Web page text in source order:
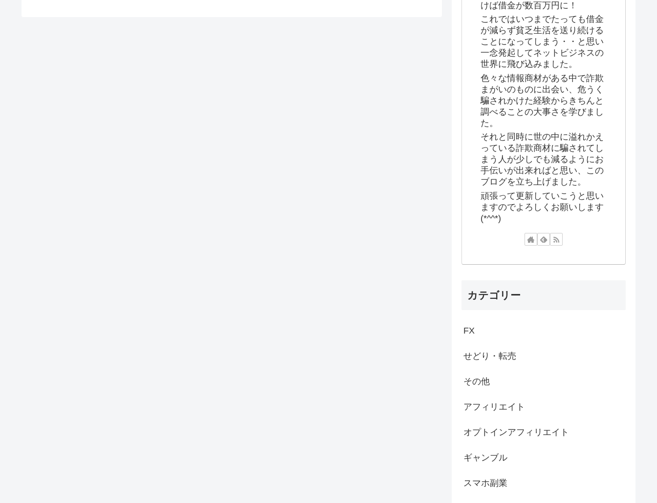
けば借金が数百万円に！
これではいつまでたっても借金
が減らず貧乏生活を送り続ける
ことになってしまう・・と思い
一念発起してネットビジネスの
世界に飛び込みました。
色々な情報商材がある中で詐欺
まがいのものに出会い、危うく
騙されかけた経験からきちんと
調べることの大事さを学びまし
た。
それと同時に世の中に溢れかえ
っている詐欺商材に騙されてし
まう人が少しでも減るようにお
手伝いが出来ればと思い、この
ブログを立ち上げました。
頑張って更新していこうと思い
ますのでよろしくお願いします
(*^^*)
カテゴリー
FX
せどり・転売
その他
アフィリエイト
オプトインアフィリエイト
ギャンブル
スマホ副業